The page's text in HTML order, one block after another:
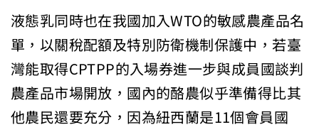
液態乳同時也在我國加入WTO的敏感農產品名
單，以關稅配額及特別防衛機制保護中，若臺
灣能取得CPTPP的入場券進一步與成員國談判
農產品市場開放，國內的酪農似乎準備得比其
他農民還要充分，因為紐西蘭是11個會員國